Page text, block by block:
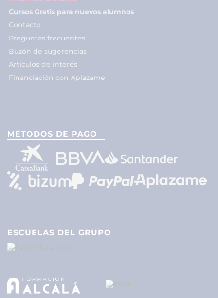
Cursos Gratis para nuevos alumnos
Contacto
Preguntas frecuentes
Buzón de sugerencias
Artículos de interés
Financiación con Aplazame
MÉTODOS DE PAGO
ESCUELAS DEL GRUPO